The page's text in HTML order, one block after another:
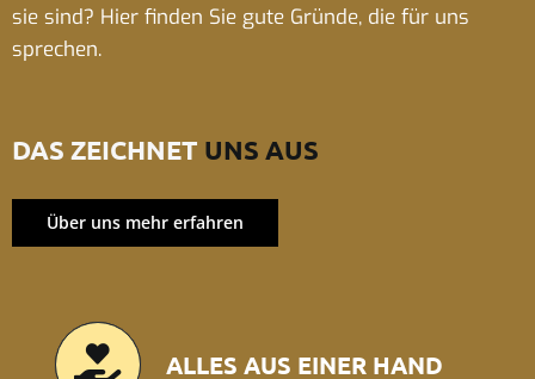
sie sind? Hier finden Sie gute Gründe, die für uns
sprechen.
DAS ZEICHNET UNS AUS
Über uns mehr erfahren
ALLES AUS EINER HAND